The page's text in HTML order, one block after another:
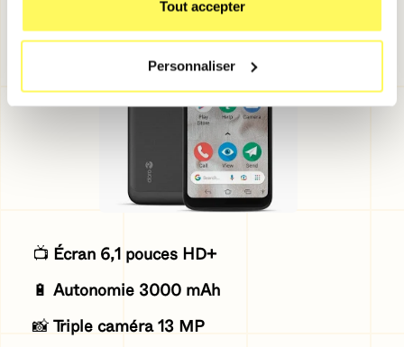
Tout accepter
Personnaliser
📺 Écran 6,1 pouces HD+
🔋 Autonomie 3000 mAh
📸 Triple caméra 13 MP